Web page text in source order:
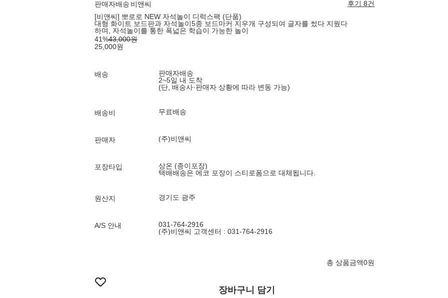
판매자배송 비앤씨
후기 8건
[비앤씨] 뽀로로 NEW 자석놀이 디럭스팩 (단품)
대형 화이트 보드판과 자석놀이5종 보드마커 지우개 구성되여 글자를 썼다 지웠다
하며, 자석놀이를 통한 폭넓은 학습이 가능한 놀이
41%43,000원
25,000원
배송
판매자배송
2~5일 내 도착
(단, 배송사·판매자 상황에 따라 변동 가능)
배송비 무료배송
판매자 (주)비앤씨
포장타입
상온 (종이포장)
택배배송은 에코 포장이 스티로폼으로 대체됩니다.
원산지 경기도 광주
A/S 안내
031-764-2916
(주)비앤씨 고객센터 : 031-764-2916
총 상품금액0원
장바구니 담기